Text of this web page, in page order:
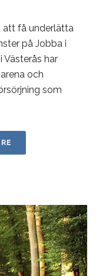
att få underlätta
på Jobba i
Västerås har
och
som